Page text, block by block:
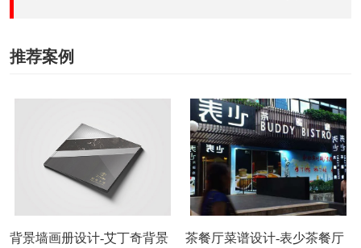
推荐案例
背景墙画册设计-艾丁奇背景
茶餐厅菜谱设计-表少茶餐厅